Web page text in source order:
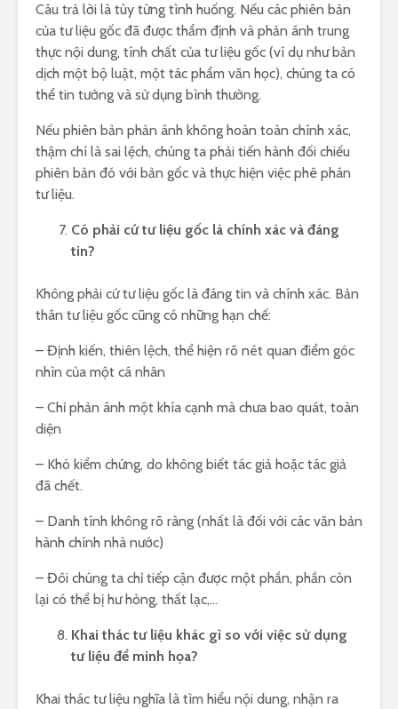
Câu trả lời là tùy từng tình huống. Nếu các phiên bản
của tư liệu gốc đã được thẩm định và phản ánh trung
thực nội dung, tính chất của tư liệu gốc (ví dụ như bản
dịch một bộ luật, một tác phẩm văn học), chúng ta có
thể tin tưởng và sử dụng bình thường.
Nếu phiên bản phản ánh không hoàn toàn chính xác,
thậm chí là sai lệch, chúng ta phải tiến hành đối chiếu
phiên bản đó với bản gốc và thực hiện việc phê phán
tư liệu.
Có phải cứ tư liệu gốc là chính xác và đáng
tin?
Không phải cứ tư liệu gốc là đáng tin và chính xác. Bản
thân tư liệu gốc cũng có những hạn chế:
– Định kiến, thiên lệch, thể hiện rõ nét quan điểm góc
nhìn của một cá nhân
– Chỉ phản ánh một khía cạnh mà chưa bao quát, toàn
diện
– Khó kiểm chứng, do không biết tác giả hoặc tác giả
đã chết.
– Danh tính không rõ ràng (nhất là đối với các văn bản
hành chính nhà nước)
– Đôi chúng ta chỉ tiếp cận được một phần, phần còn
lại có thể bị hư hỏng, thất lạc,…
Khai thác tư liệu khác gì so với việc sử dụng
tư liệu để minh họa?
Khai thác tư liệu nghĩa là tìm hiểu nội dung, nhận ra